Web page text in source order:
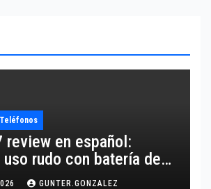
Teléfonos
review en español:
rudo con batería de
GUNTER.GONZALEZ